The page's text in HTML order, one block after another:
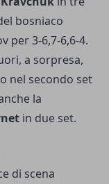
bosniaco
per 3-6,7-6,6-4.
a sorpresa,
nel secondo set
la
in due set.
di scena